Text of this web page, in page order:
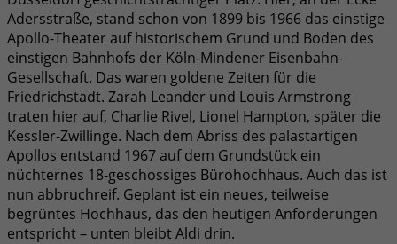
Adersstraße, stand schon von 1899 bis 1966 das einstige
Apollo-Theater auf historischem Grund und Boden des
einstigen Bahnhofs der Köln-Mindener Eisenbahn-
Gesellschaft. Das waren goldene Zeiten für die
Friedrichstadt. Zarah Leander und Louis Armstrong
traten hier auf, Charlie Rivel, Lionel Hampton, später die
Kessler-Zwillinge. Nach dem Abriss des palastartigen
Apollos entstand 1967 auf dem Grundstück ein
nüchternes 18-geschossiges Bürohochhaus. Auch das ist
nun abbruchreif. Geplant ist ein neues, teilweise
begrüntes Hochhaus, das den heutigen Anforderungen
entspricht – unten bleibt Aldi drin.